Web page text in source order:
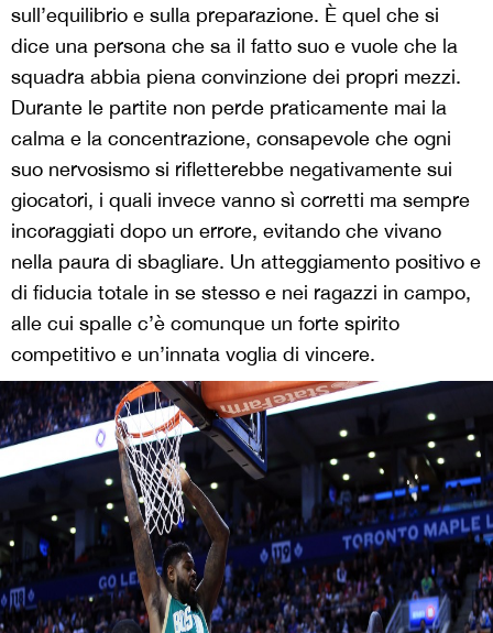
sull’equilibrio e sulla preparazione. È quel che si
dice una persona che sa il fatto suo e vuole che la
squadra abbia piena convinzione dei propri mezzi.
Durante le partite non perde praticamente mai la
calma e la concentrazione, consapevole che ogni
suo nervosismo si rifletterebbe negativamente sui
giocatori, i quali invece vanno sì corretti ma sempre
incoraggiati dopo un errore, evitando che vivano
nella paura di sbagliare. Un atteggiamento positivo e
di fiducia totale in se stesso e nei ragazzi in campo,
alle cui spalle c’è comunque un forte spirito
competitivo e un’innata voglia di vincere.